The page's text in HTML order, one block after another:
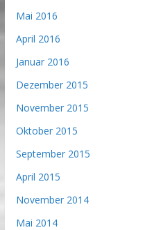
Mai 2016
April 2016
Januar 2016
Dezember 2015
November 2015
Oktober 2015
September 2015
April 2015
November 2014
Mai 2014